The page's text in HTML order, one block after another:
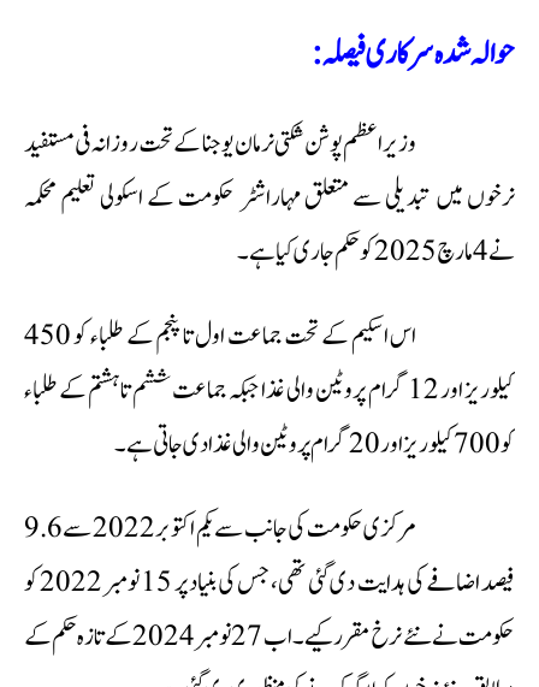
حوالہ شدہ سرکاری فیصلہ:
وزیراعظم پوشن شکتی نرمان یوجنا کے تحت روزانہ فی مستفید
نرخوں میں تبدیلی سے متعلق مہاراشٹر حکومت کے اسکولی تعلیم محکمہ
نے 4 مارچ 2025 کو حکم جاری کیا ہے۔
اس اسکیم کے تحت جماعت اول تا پنجم کے طلباء کو 450
کیلوریز اور 12 گرام پروٹین والی غذا جبکہ جماعت ششم تا ہشتم کے طلباء
کو 700 کیلوریز اور 20 گرام پروٹین والی غذا دی جاتی ہے۔
مرکزی حکومت کی جانب سے یکم اکتوبر 2022 سے 9.6
فیصد اضافے کی ہدایت دی گئی تھی، جس کی بنیاد پر 15 نومبر 2022 کو
حکومت نے نئے نرخ مقرر کیے۔ اب 27 نومبر 2024 کے تازہ حکم کے